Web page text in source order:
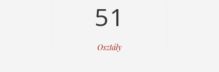
51
Osztály